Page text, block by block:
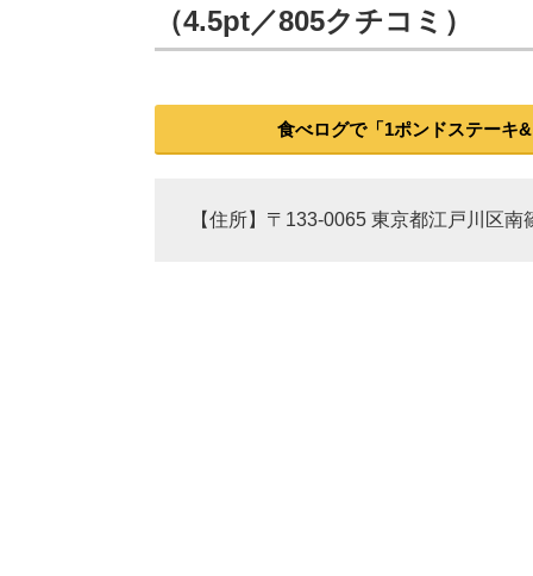
（4.5pt／805クチコミ）
食べログで「1ポンドステーキ
【住所】〒133-0065 東京都江戸川区南